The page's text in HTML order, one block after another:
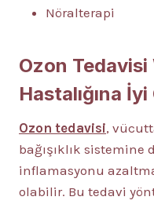
Nöralterapi
Ozon
Hastalığına
Ozon tedavisi,
bağışıklık
inflamasyonu
olabilir. Bu tedavi